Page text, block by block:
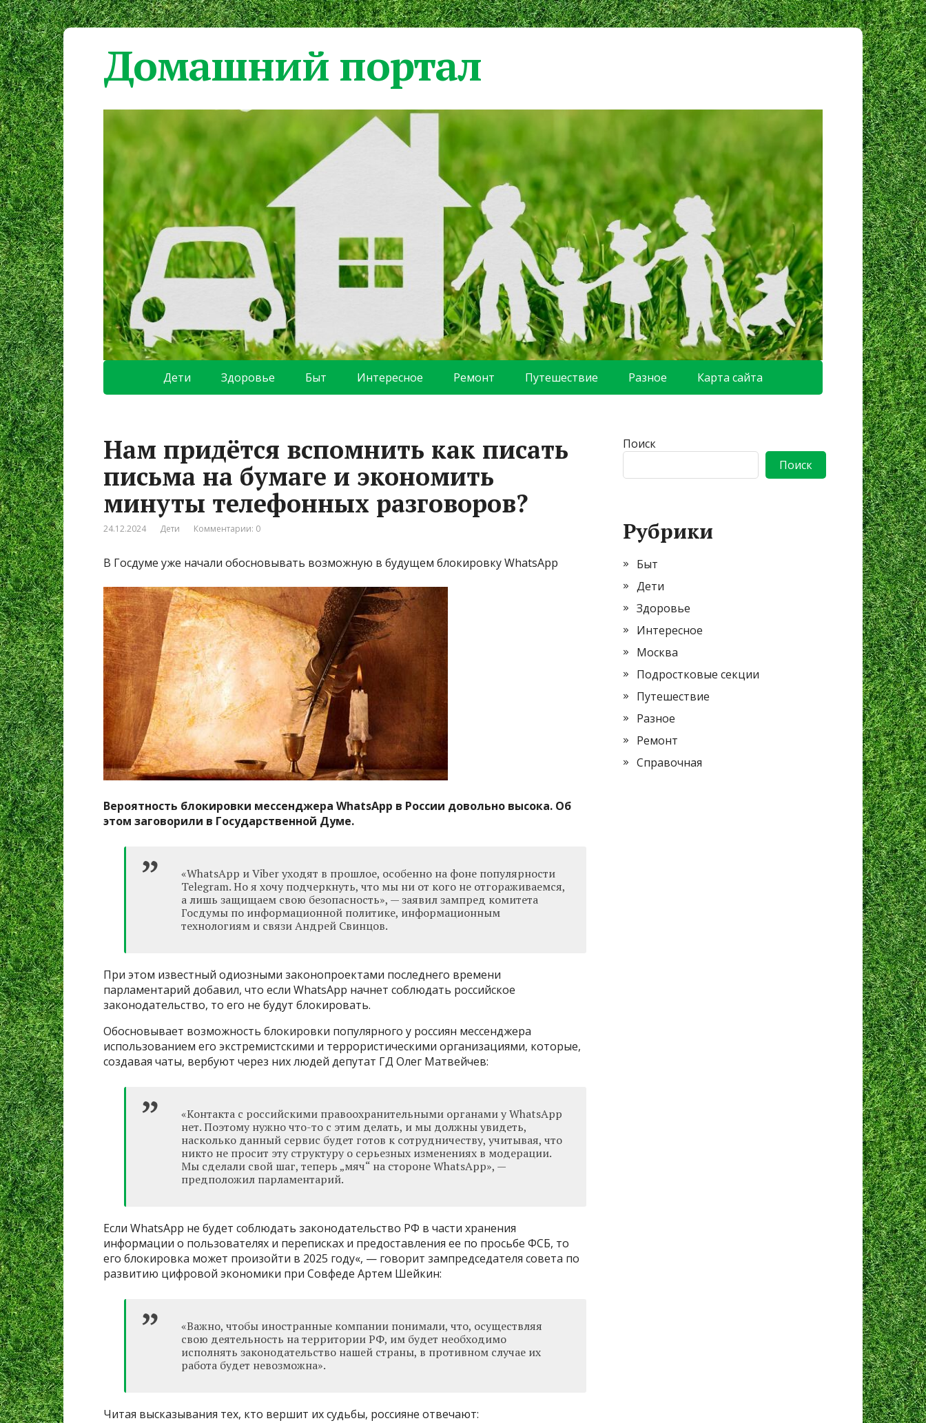
Домашний портал
Дети Здоровье Быт Интересное Ремонт Путешествие Разное Карта сайта
Нам придётся вспомнить как писать
письма на бумаге и экономить
минуты телефонных разговоров?
24.12.2024 Дети Комментарии: 0
В Госдуме уже начали обосновывать возможную в будущем блокировку WhatsApp
Вероятность блокировки мессенджера WhatsApp в России довольно высока. Об
этом заговорили в Государственной Думе.
«WhatsApp и Viber уходят в прошлое, особенно на фоне популярности
Telegram. Но я хочу подчеркнуть, что мы ни от кого не отгораживаемся,
а лишь защищаем свою безопасность», — заявил зампред комитета
Госдумы по информационной политике, информационным
технологиям и связи Андрей Свинцов.
При этом известный одиозными законопроектами последнего времени
парламентарий добавил, что если WhatsApp начнет соблюдать российское
законодательство, то его не будут блокировать.
Обосновывает возможность блокировки популярного у россиян мессенджера
использованием его экстремистскими и террористическими организациями, которые,
создавая чаты, вербуют через них людей депутат ГД Олег Матвейчев:
«Контакта с российскими правоохранительными органами у WhatsApp
нет. Поэтому нужно что-то с этим делать, и мы должны увидеть,
насколько данный сервис будет готов к сотрудничеству, учитывая, что
никто не просит эту структуру о серьезных изменениях в модерации.
Мы сделали свой шаг, теперь „мяч“ на стороне WhatsApp», —
предположил парламентарий.
Если WhatsApp не будет соблюдать законодательство РФ в части хранения
информации о пользователях и переписках и предоставления ее по просьбе ФСБ, то
его блокировка может произойти в 2025 году«, — говорит зампредседателя совета по
развитию цифровой экономики при Совфеде Артем Шейкин:
«Важно, чтобы иностранные компании понимали, что, осуществляя
свою деятельность на территории РФ, им будет необходимо
исполнять законодательство нашей страны, в противном случае их
работа будет невозможна».
Читая высказывания тех, кто вершит их судьбы, россияне отвечают:
Поиск
Поиск
Рубрики
Быт
Дети
Здоровье
Интересное
Москва
Подростковые секции
Путешествие
Разное
Ремонт
Справочная